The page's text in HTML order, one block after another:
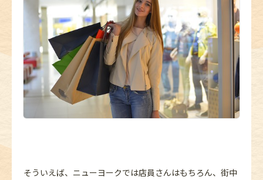
そういえば、ニューヨークでは店員さんはもちろん、街中